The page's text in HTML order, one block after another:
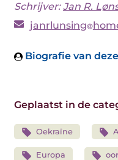
Schrijver:Jan R.
janrlunsing
Biografie van
Geplaatst in de
Oekraïne
Europa